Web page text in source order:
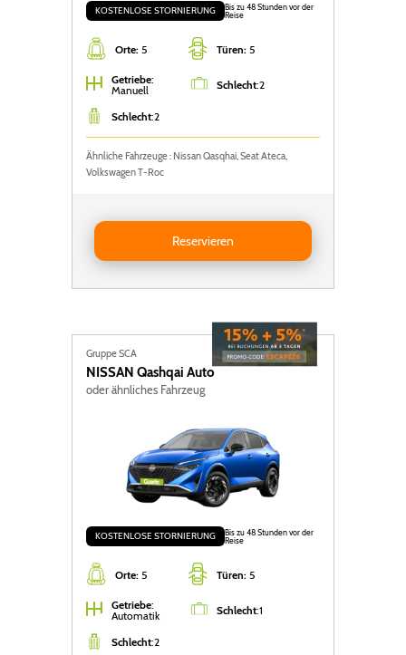
Orte: 5 Türen: 5
KOSTENLOSE STORNIERUNG
Bis zu 48 Stunden vor der
Reise
Getriebe:
Manuell
Schlecht:2
Schlecht:2
Ähnliche Fahrzeuge : Nissan Qasqhai, Seat Ateca,
Volkswagen T-Roc
Reservieren
Reservieren VOLKSWAGEN T-ROC
Gruppe SCA
NISSAN Qashqai Auto
oder ähnliches Fahrzeug
Orte: 5 Türen: 5
KOSTENLOSE STORNIERUNG
Bis zu 48 Stunden vor der
Reise
Getriebe:
Automatik
Schlecht:1
Schlecht:2